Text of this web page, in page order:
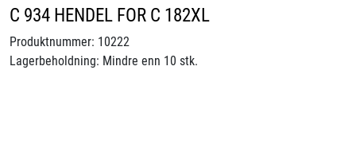
C 934 HENDEL FOR C 182XL
Produktnummer: 10222
Lagerbeholdning: Mindre enn 10 stk.
Et annerledes selskap